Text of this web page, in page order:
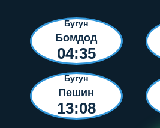
Бугун
Бомдод
04:35
Бугун
Пешин
13:08